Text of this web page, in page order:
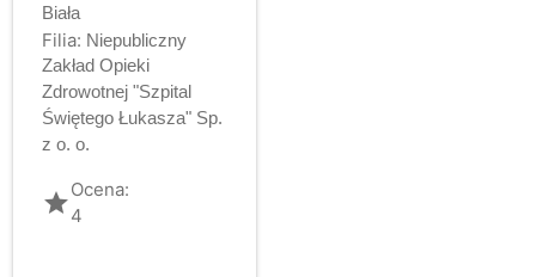
Biała
Filia: Niepubliczny
Zakład Opieki
Zdrowotnej "Szpital
Świętego Łukasza" Sp.
z o. o.
gradeOcena:
4